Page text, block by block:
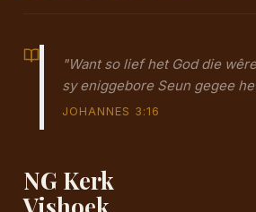
"Want so lief het God die
sy eniggebore Seun gegee
JOHANNES 3:16
NG Kerk
Vishoek